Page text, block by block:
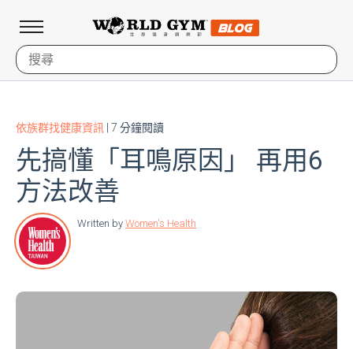
依族群找健康資訊 | 7 分鐘閱讀
先搞懂「耳鳴原因」 再用6
方法改善
Written by Women's Health